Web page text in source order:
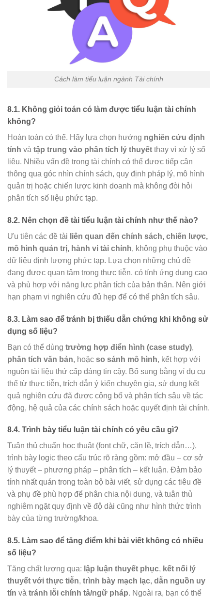
Cách làm tiểu luận ngành Tài chính
8.1. Không giỏi toán có làm được tiểu luận tài chính
không?
Hoàn toàn có thể. Hãy lựa chọn hướng nghiên cứu định
tính và tập trung vào phân tích lý thuyết thay vì xử lý số
liệu. Nhiều vấn đề trong tài chính có thể được tiếp cận
thông qua góc nhìn chính sách, quy định pháp lý, mô hình
quản trị hoặc chiến lược kinh doanh mà không đòi hỏi
phân tích số liệu phức tạp.
8.2. Nên chọn đề tài tiểu luận tài chính như thế nào?
Ưu tiên các đề tài liên quan đến chính sách, chiến lược,
mô hình quản trị, hành vi tài chính, không phụ thuộc vào
dữ liệu định lượng phức tạp. Lựa chọn những chủ đề
đang được quan tâm trong thực tiễn, có tính ứng dụng cao
và phù hợp với năng lực phân tích của bản thân. Nên giới
hạn phạm vi nghiên cứu đủ hẹp để có thể phân tích sâu.
8.3. Làm sao để tránh bị thiếu dẫn chứng khi không sử
dụng số liệu?
Bạn có thể dùng trường hợp điển hình (case study),
phân tích văn bản, hoặc so sánh mô hình, kết hợp với
nguồn tài liệu thứ cấp đáng tin cậy. Bổ sung bằng ví dụ cụ
thể từ thực tiễn, trích dẫn ý kiến chuyên gia, sử dụng kết
quả nghiên cứu đã được công bố và phân tích sâu về tác
động, hệ quả của các chính sách hoặc quyết định tài chính.
8.4. Trình bày tiểu luận tài chính có yêu cầu gì?
Tuân thủ chuẩn học thuật (font chữ, căn lề, trích dẫn…),
trình bày logic theo cấu trúc rõ ràng gồm: mở đầu – cơ sở
lý thuyết – phương pháp – phân tích – kết luận. Đảm bảo
tính nhất quán trong toàn bộ bài viết, sử dụng các tiêu đề
và phụ đề phù hợp để phân chia nội dung, và tuân thủ
nghiêm ngặt quy định về độ dài cũng như hình thức trình
bày của từng trường/khoa.
8.5. Làm sao để tăng điểm khi bài viết không có nhiều
số liệu?
Tăng chất lượng qua: lập luận thuyết phục, kết nối lý
thuyết với thực tiễn, trình bày mạch lạc, dẫn nguồn uy
tín và tránh lỗi chính tả/ngữ pháp. Ngoài ra, bạn có thể